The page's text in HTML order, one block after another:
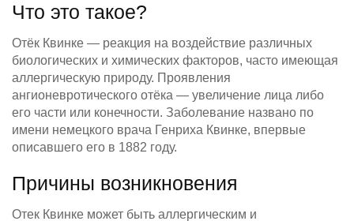
Что это такое?
Отёк Квинке — реакция на воздействие различных
биологических и химических факторов, часто имеющая
аллергическую природу. Проявления
ангионевротического отёка — увеличение лица либо
его части или конечности. Заболевание названо по
имени немецкого врача Генриха Квинке, впервые
описавшего его в 1882 году.
Причины возникновения
Отек Квинке может быть аллергическим и